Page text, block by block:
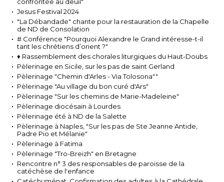
Jesus Festival 2024
"La Débandade" chante pour la restauration de la Chapelle
de ND de Consolation
# Conférence "Pourquoi Alexandre le Grand intéresse-t-il
tant les chrétiens d’orient ?"
♦ Rassemblement des chorales liturgiques du Haut-Doubs
Pèlerinage en Sicile, sur les pas de saint Gerland
Pèlerinage "Chemin d'Arles - Via Tolosona""
Pèlerinage "Au village du bon curé d'Ars"
Pèlerinage "Sur les chemins de Marie-Madeleine"
Pèlerinage diocésain à Lourdes
Pèlerinage été à ND de la Salette
Pèlerinage à Naples, "Sur les pas de Ste Jeanne Antide,
Padre Pio et Mélanie"
Pèlerinage à Fatima
Pèlerinage "Tro-Breizh" en Bretagne
Rencontre n° 3 des responsables de paroisse de la
catéchèse de l'enfance